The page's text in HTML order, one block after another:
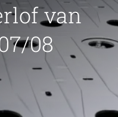
van
08